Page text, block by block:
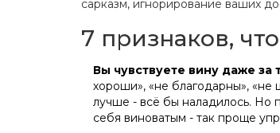
сарказм, игнорирование ваших
7 признаков,
Вы чувствуете вину даже за
хороши», «не благодарны», «не
лучше - всё бы наладилось. Но
себя виноватым - так проще